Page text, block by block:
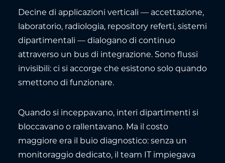
Decine di applicazioni verticali — accettazione,
laboratorio, radiologia, repository referti, sistemi
dipartimentali — dialogano di continuo
attraverso un bus di integrazione. Sono flussi
invisibili: ci si accorge che esistono solo quando
smettono di funzionare.
Quando si inceppavano, interi dipartimenti si
bloccavano o rallentavano. Ma il costo
maggiore era il buio diagnostico: senza un
monitoraggio dedicato, il team IT impiegava